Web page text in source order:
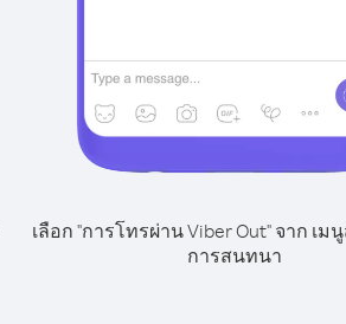
เลือก "การโทรผ่าน Viber Out" จาก เ
การสนทนา